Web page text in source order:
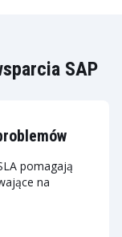
SAP
pomagają
na